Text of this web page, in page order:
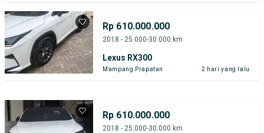
Rp 610.000.000
2018 - 25.000-30.000 km
Lexus RX300
Mampang Prapatan 2 hari yang lalu
Rp 610.000.000
2018 - 25.000-30.000 km